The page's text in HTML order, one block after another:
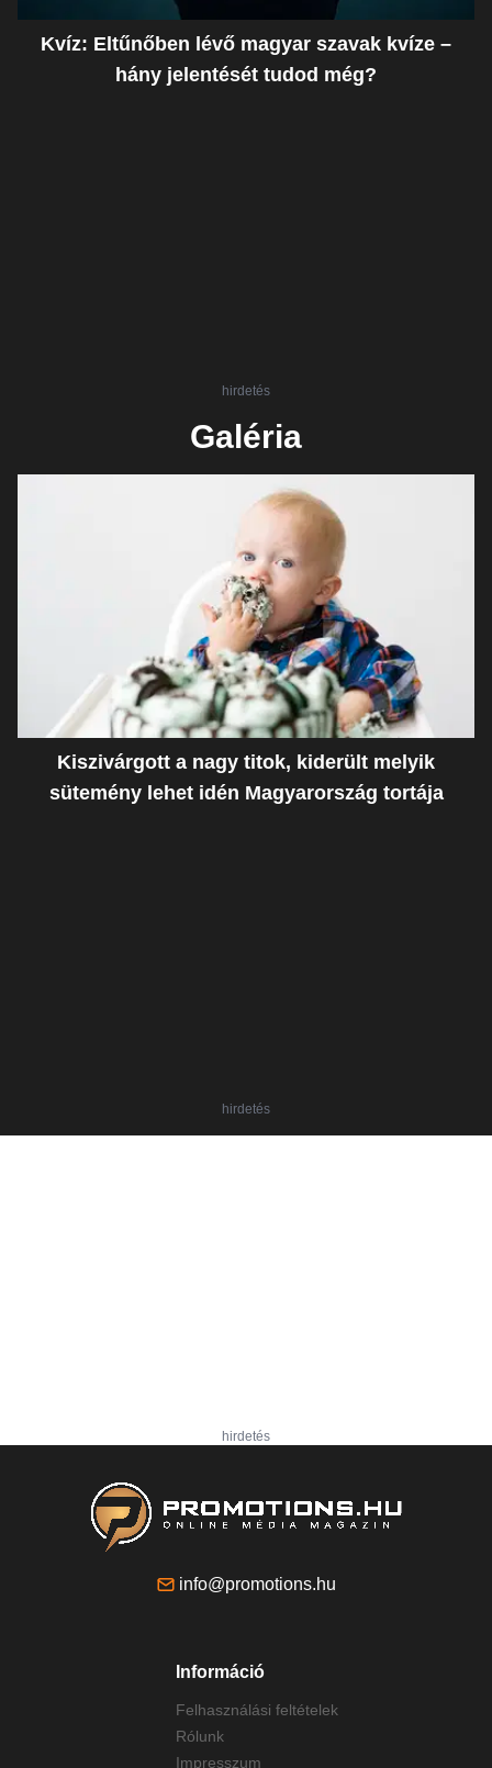
Kvíz: Eltűnőben lévő magyar szavak kvíze –
hány jelentését tudod még?
hirdetés
Galéria
Kiszivárgott a nagy titok, kiderült melyik
sütemény lehet idén Magyarország tortája
hirdetés
hirdetés
info@promotions.hu
Információ
Felhasználási feltételek
Rólunk
Impresszum